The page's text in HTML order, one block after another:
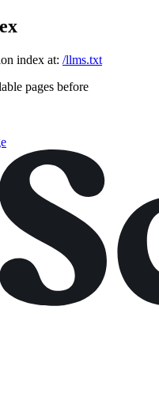
index at: /llms.txt
pages before